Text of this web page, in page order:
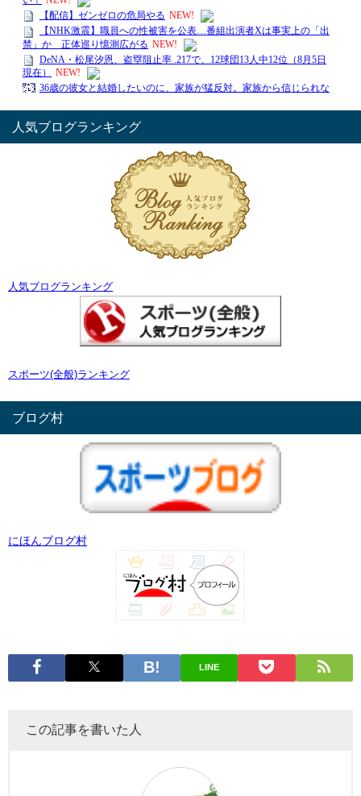
人気ブログランキング
人気ブログランキング
スポーツ(全般)ランキング
ブログ村
にほんブログ村
LINE
この記事を書いた人